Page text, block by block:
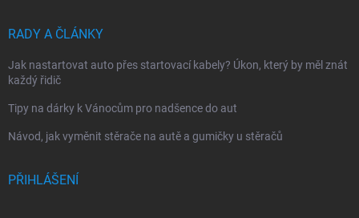
RADY A ČLÁNKY
Jak nastartovat auto přes startovací kabely? Úkon, který by měl znát
každý řidič
Tipy na dárky k Vánocům pro nadšence do aut
Návod, jak vyměnit stěrače na autě a gumičky u stěračů
PŘIHLÁŠENÍ